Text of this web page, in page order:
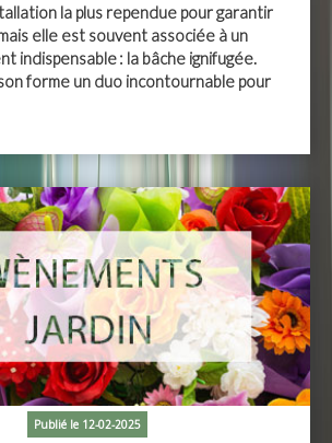
la plus rependue pour garantir
elle est souvent associée à un
indispensable : la bâche ignifugée.
forme un duo incontournable pour
Publié le 12-02-2025